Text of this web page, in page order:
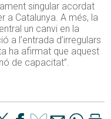
singular acordat
a Catalunya. A més, la
un canvi en la
a l’entrada d’irregulars
ha afirmat que aquest
de capacitat”.